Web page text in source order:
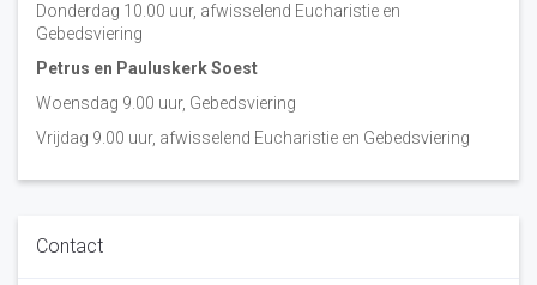
Donderdag 10.00 uur, afwisselend Eucharistie en
Gebedsviering
Petrus en Pauluskerk Soest
Woensdag 9.00 uur, Gebedsviering
Vrijdag 9.00 uur, afwisselend Eucharistie en Gebedsviering
Contact